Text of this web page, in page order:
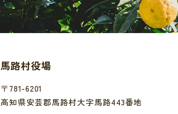
馬路村役場
〒781-6201
高知県安芸郡馬路村大字馬路443番地